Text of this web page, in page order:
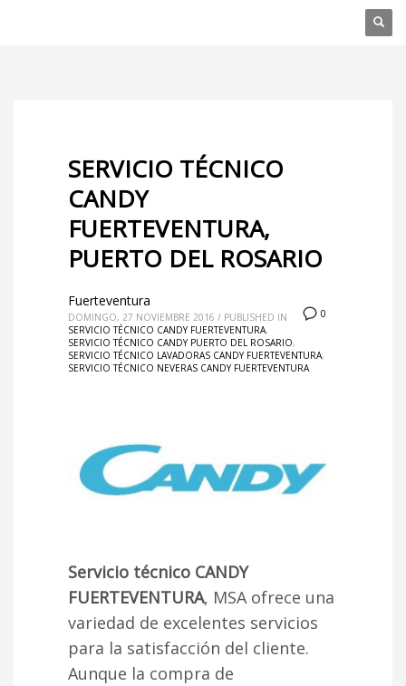
SERVICIO TÉCNICO
CANDY
FUERTEVENTURA,
PUERTO DEL ROSARIO
0
Fuerteventura
DOMINGO, 27 NOVIEMBRE 2016 / PUBLISHED IN
SERVICIO TÉCNICO CANDY FUERTEVENTURA,
SERVICIO TÉCNICO CANDY PUERTO DEL ROSARIO,
SERVICIO TÉCNICO LAVADORAS CANDY FUERTEVENTURA,
SERVICIO TÉCNICO NEVERAS CANDY FUERTEVENTURA
Servicio técnico CANDY
FUERTEVENTURA, MSA ofrece una
variedad de excelentes servicios
para la satisfacción del cliente.
Aunque la compra de